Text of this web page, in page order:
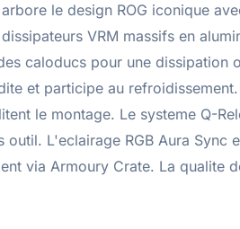
le design ROG iconique
VRM massifs en
caloducs pour une dissipation
et participe au
le montage. Le systeme Q-
outil. L'eclairage RGB Aura Sync
via Armoury Crate. La qualite